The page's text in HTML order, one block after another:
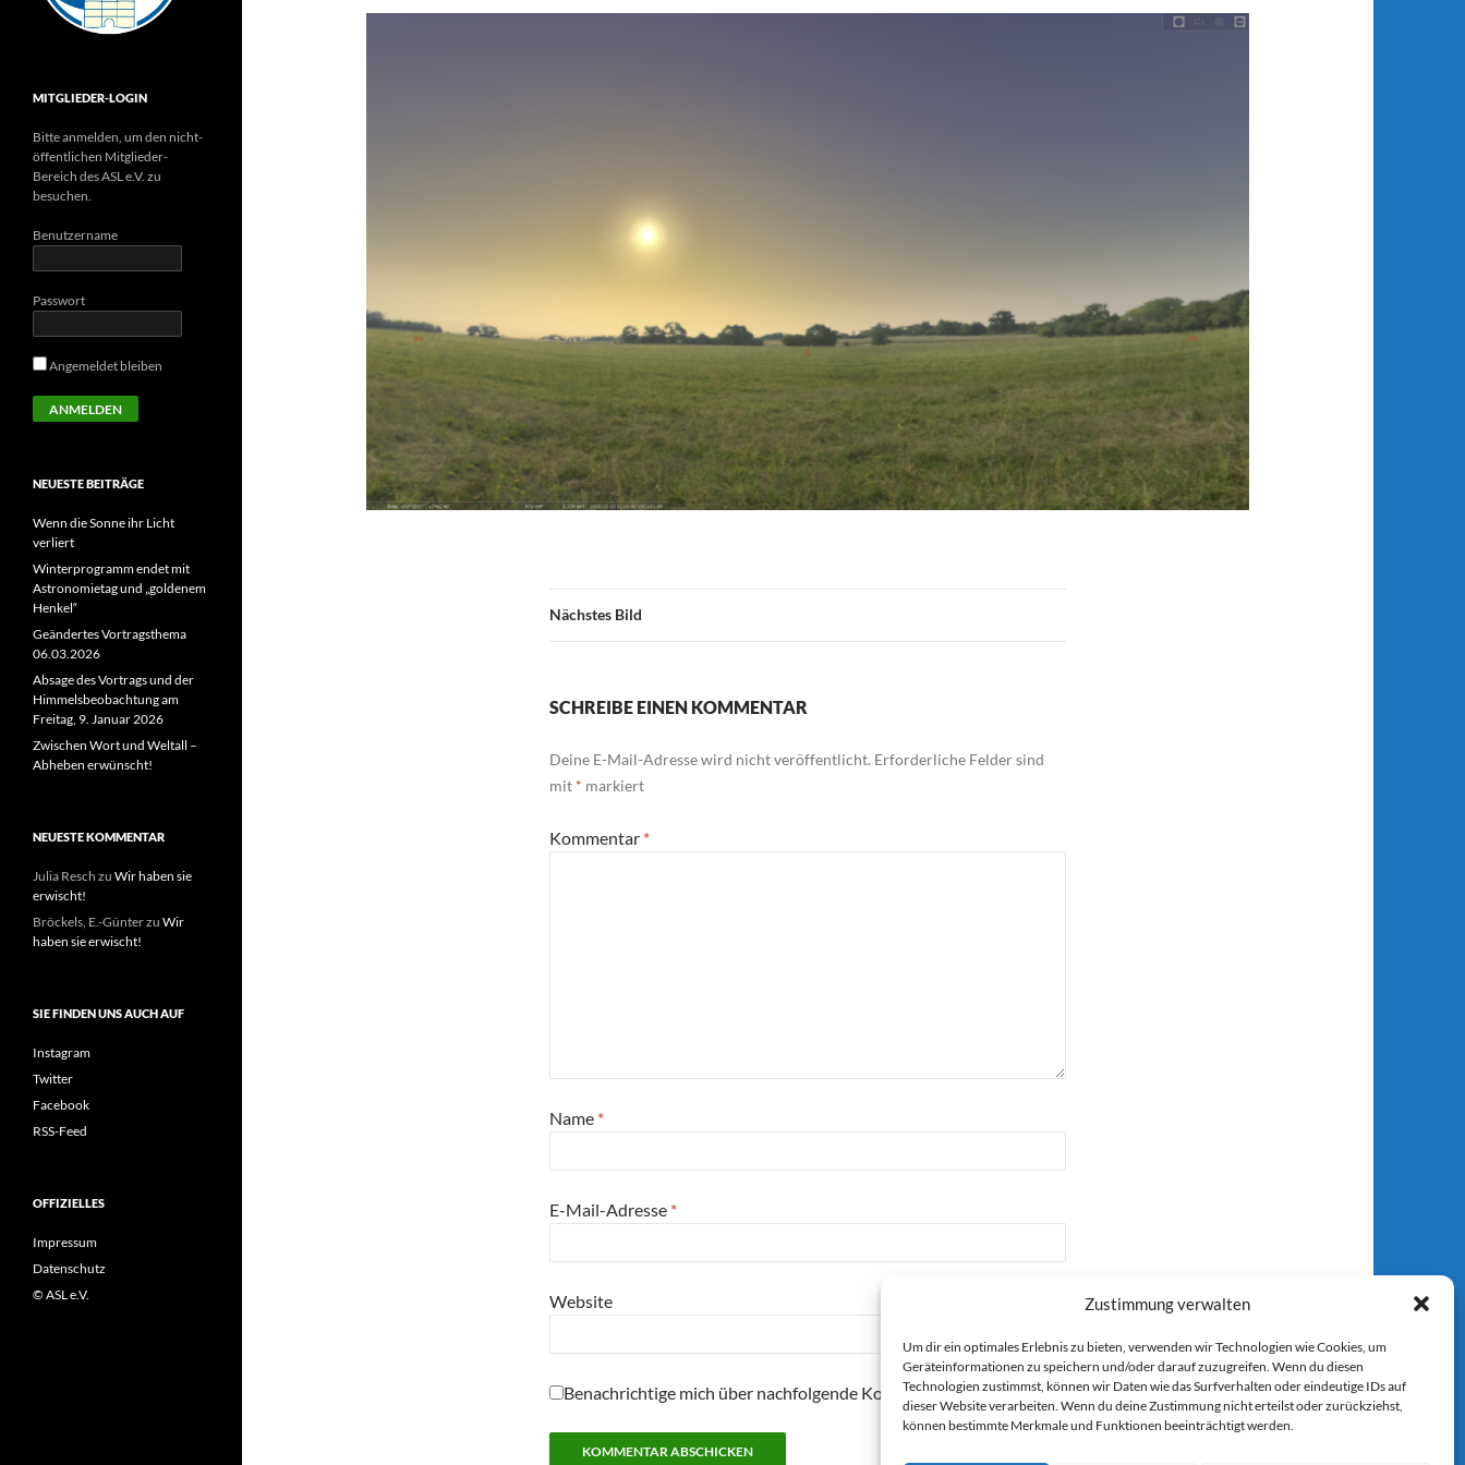
Zustimmung verwalten
Um dir ein optimales Erlebnis zu bieten, verwenden wir Technologien wie Cookies, um
Geräteinformationen zu speichern und/oder darauf zuzugreifen. Wenn du diesen
Technologien zustimmst, können wir Daten wie das Surfverhalten oder eindeutige IDs auf
dieser Website verarbeiten. Wenn du deine Zustimmung nicht erteilst oder zurückziehst,
können bestimmte Merkmale und Funktionen beeinträchtigt werden.
Nächstes Bild
SCHREIBE EINEN KOMMENTAR
Deine E-Mail-Adresse wird nicht veröffentlicht. Erforderliche Felder sind
mit * markiert
Kommentar *
Name *
E-Mail-Adresse *
Website
Benachrichtige mich über nachfolgende Kommentare per E-Mail.
MITGLIEDER-LOGIN
Bitte anmelden, um den nicht-
öffentlichen Mitglieder-
Bereich des ASL e.V. zu
besuchen.
Benutzername
Passwort
Angemeldet bleiben
NEUESTE BEITRÄGE
Wenn die Sonne ihr Licht
verliert
Winterprogramm endet mit
Astronomietag und „goldenem
Henkel“
Geändertes Vortragsthema
06.03.2026
Absage des Vortrags und der
Himmelsbeobachtung am
Freitag, 9. Januar 2026
Zwischen Wort und Weltall –
Abheben erwünscht!
NEUESTE KOMMENTAR
Julia Resch zu Wir haben sie
erwischt!
Bröckels, E.-Günterzu Wir
haben sie erwischt!
SIE FINDEN UNS AUCH AUF
Instagram
Twitter
Facebook
RSS-Feed
OFFIZIELLES
Impressum
Datenschutz
© ASL e.V.